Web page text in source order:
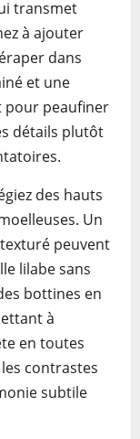
transmet
à ajouter
dans
et une
pour peaufiner
détails plutôt
des hauts
Un
peuvent
lilabe sans
bottines en
à
en toutes
contrastes
subtile